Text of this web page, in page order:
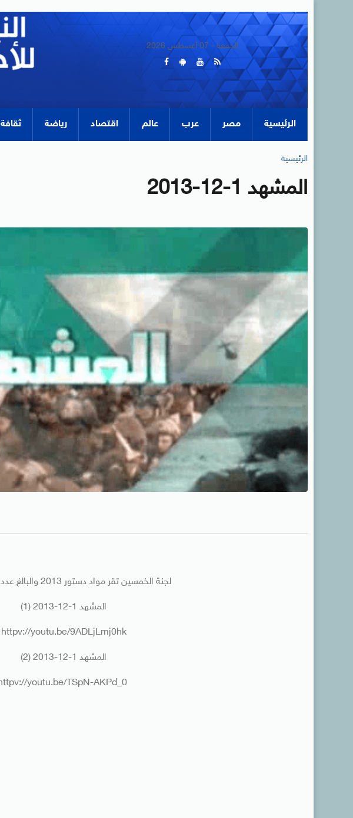
الجمعة - 07 أغسطس 2026
الرئيسية مصر عرب عالم اقتصاد رياضة ثقافة
الرئيسية
المشهد 1-12-2013
لجنة الخمسين تقر مواد دستور 2013 والبالغ عددها 247 مادة
المشهد 1-12-2013 (1)
httpv://youtu.be/9ADLjLmj0hk
المشهد 1-12-2013 (2)